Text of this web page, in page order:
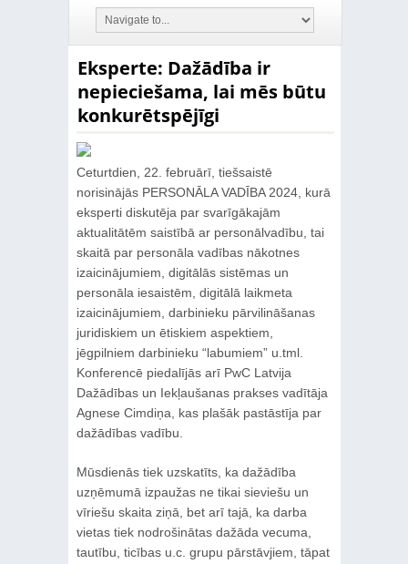
Eksperte: Dažādība ir
nepieciešama, lai mēs būtu
konkurētspējīgi
Ceturtdien, 22. februārī, tiešsaistē
norisinājās PERSONĀLA VADĪBA 2024, kurā
eksperti diskutēja par svarīgākajām
aktualitātēm saistībā ar personālvadību, tai
skaitā par personāla vadības nākotnes
izaicinājumiem, digitālās sistēmas un
personāla iesaistēm, digitālā laikmeta
izaicinājumiem, darbinieku pārvilināšanas
juridiskiem un ētiskiem aspektiem,
jēgpilniem darbinieku “labumiem” u.tml.
Konferencē piedalījās arī PwC Latvija
Dažādības un Iekļaušanas prakses vadītāja
Agnese Cimdiņa, kas plašāk pastāstīja par
dažādības vadību.
Mūsdienās tiek uzskatīts, ka dažādība
uzņēmumā izpaužas ne tikai sieviešu un
vīriešu skaita ziņā, bet arī tajā, ka darba
vietas tiek nodrošinātas dažāda vecuma,
tautību, ticības u.c. grupu pārstāvjiem, tāpat